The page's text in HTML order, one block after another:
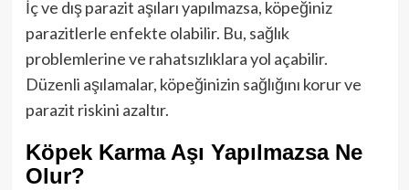
İç ve dış parazit aşıları yapılmazsa, köpeğiniz
parazitlerle enfekte olabilir. Bu, sağlık
problemlerine ve rahatsızlıklara yol açabilir.
Düzenli aşılamalar, köpeğinizin sağlığını korur ve
parazit riskini azaltır.
Köpek Karma Aşı Yapılmazsa Ne
Olur?